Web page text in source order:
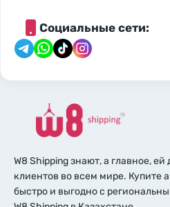
Социальные сети:
W8 Shipping знают, а главное,
клиентов во всем мире. Купите
быстро и выгодно с